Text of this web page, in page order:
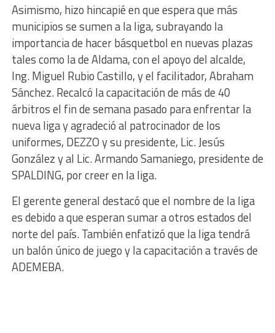
Asimismo, hizo hincapié en que espera que más
municipios se sumen a la liga, subrayando la
importancia de hacer básquetbol en nuevas plazas
tales como la de Aldama, con el apoyo del alcalde,
Ing. Miguel Rubio Castillo, y el facilitador, Abraham
Sánchez. Recalcó la capacitación de más de 40
árbitros el fin de semana pasado para enfrentar la
nueva liga y agradeció al patrocinador de los
uniformes, DEZZO y su presidente, Lic. Jesús
González y al Lic. Armando Samaniego, presidente de
SPALDING, por creer en la liga.
El gerente general destacó que el nombre de la liga
es debido a que esperan sumar a otros estados del
norte del país. También enfatizó que la liga tendrá
un balón único de juego y la capacitación a través de
ADEMEBA.